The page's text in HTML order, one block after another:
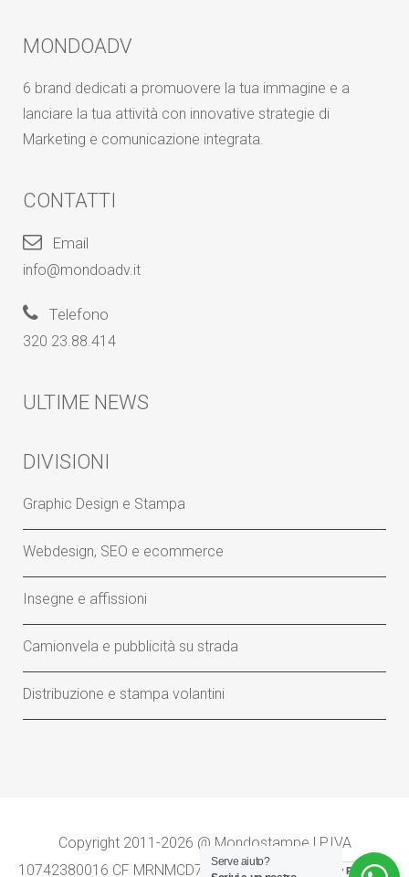
MONDOADV
6 brand dedicati a promuovere la tua immagine e a
lanciare la tua attività con innovative strategie di
Marketing e comunicazione integrata.
CONTATTI
Email
info@mondoadv.it
Telefono
320 23.88.414
ULTIME NEWS
DIVISIONI
Graphic Design e Stampa
Webdesign, SEO e ecommerce
Insegne e affissioni
Camionvela e pubblicità su strada
Distribuzione e stampa volantini
Copyright 2011-2026 @ Mondostampe | P.IVA
10742380016 CF MRNMCD76S18E379N |
Privacy Policy -
Serve aiuto?